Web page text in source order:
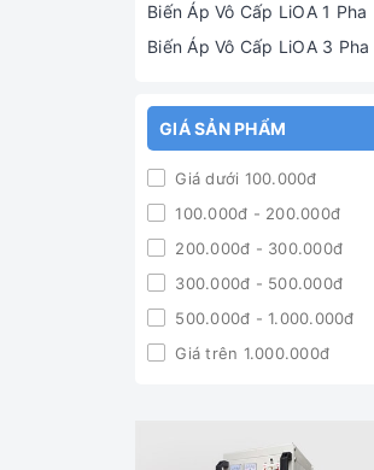
Biến Áp Vô Cấp LiOA 1 Pha
Biến Áp Vô Cấp LiOA 3 Pha
GIÁ SẢN PHẨM
Giá dưới 100.000đ
100.000đ - 200.000đ
200.000đ - 300.000đ
300.000đ - 500.000đ
500.000đ - 1.000.000đ
Giá trên 1.000.000đ